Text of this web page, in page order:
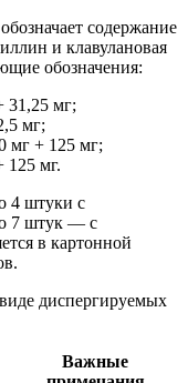
содержание
и клавулановая
обозначения:
31,25 мг;
мг;
мг + 125 мг;
125 мг.
4 штуки с
7 штук — с
в картонной
Важные